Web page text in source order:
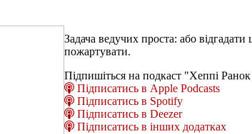
Задача ведучих проста: або
пожартувати.
Підпишіться на подкаст "Хеппі
Підписатись в Apple Podcasts
Підписатись в Spotify
Підписатись в Deezer
Підписатись в інших додатках